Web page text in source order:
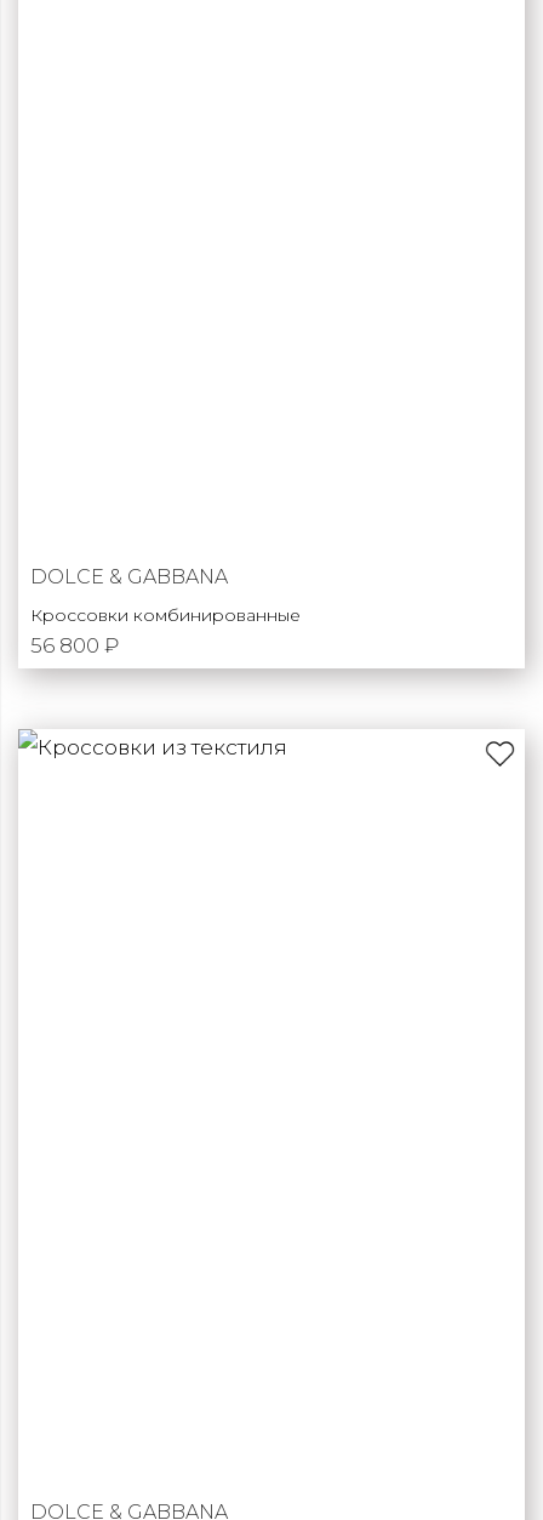
DOLCE & GABBANA
Кроссовки комбинированные
56 800 ₽
DOLCE & GABBANA